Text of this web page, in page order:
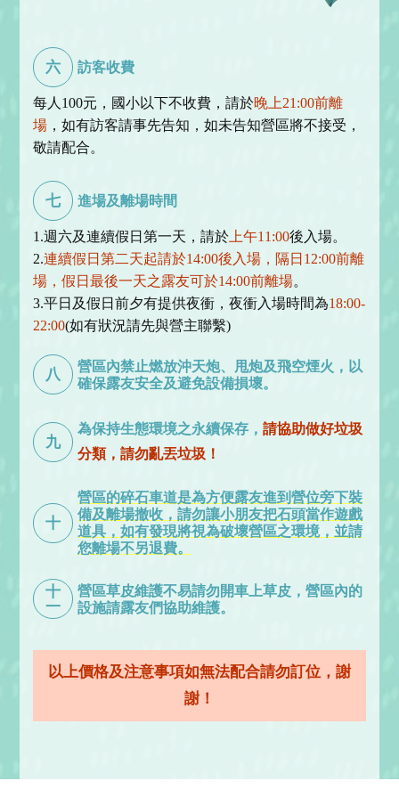
六 訪客收費
每人100元，國小以下不收費，請於晚上21:00前離
場 ，如有訪客請事先告知，如未告知營區將不接受，
敬請配合。
七 進場及離場時間
1.週六及連續假日第一天，請於 上午11:00後入場。
2.連續假日第二天起請於14:00後入場，隔日12:00前離
場，假日最後一天之露友可於14:00前離場。
3.平日及假日前夕有提供夜衝，夜衝入場時間為18:00-
22:00(如有狀況請先與營主聯繫)
八
營區內禁止燃放沖天炮、甩炮及飛空煙火，以
確保露友安全及避免設備損壞。
九
為保持生態環境之永續保存，請協助做好垃圾
分類，請勿亂丟垃圾！
十
營區的碎石車道是為方便露友進到營位旁下裝
備及離場撤收，請勿讓小朋友把石頭當作遊戲
道具，如有發現將視為破壞營區之環境，並請
您離場不另退費。
十
一
營區草皮維護不易請勿開車上草皮，營區內的
設施請露友們協助維護。
以上價格及注意事項如無法配合請勿訂位，謝
謝！